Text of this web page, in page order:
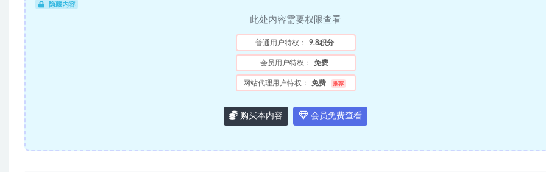
隐藏内容
此处内容需要权限查看
普通用户特权： 9.8积分
会员用户特权： 免费
网站代理用户特权： 免费 推荐
购买本内容 会员免费查看